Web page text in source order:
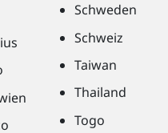
Schweden
Schweiz
Taiwan
Thailand
Togo